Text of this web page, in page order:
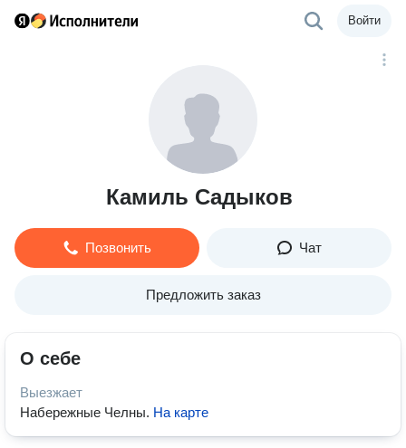
Войти
Камиль Садыков
Позвонить Чат
Предложить заказ
О себе
Выезжает
Набережные Челны. На карте